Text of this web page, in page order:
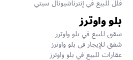
فلل للبيع في إنترناشيونال سيتي
بلو واوترز
شقق للبيع في بلو واوترز
شقق للإيجار في بلو واوترز
عقارات للبيع في بلو واوترز